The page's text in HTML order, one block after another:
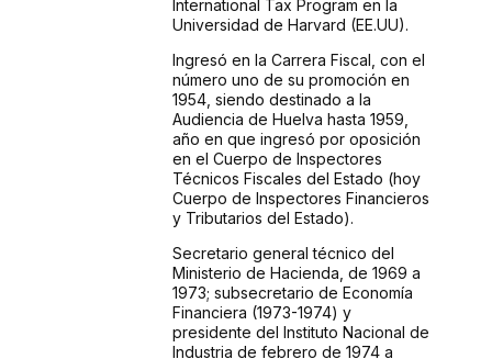
International Tax Program en la
Universidad de Harvard (EE.UU).
Ingresó en la Carrera Fiscal, con el
número uno de su promoción en
1954, siendo destinado a la
Audiencia de Huelva hasta 1959,
año en que ingresó por oposición
en el Cuerpo de Inspectores
Técnicos Fiscales del Estado (hoy
Cuerpo de Inspectores Financieros
y Tributarios del Estado).
Secretario general técnico del
Ministerio de Hacienda, de 1969 a
1973; subsecretario de Economía
Financiera (1973-1974) y
presidente del Instituto Nacional de
Industria de febrero de 1974 a